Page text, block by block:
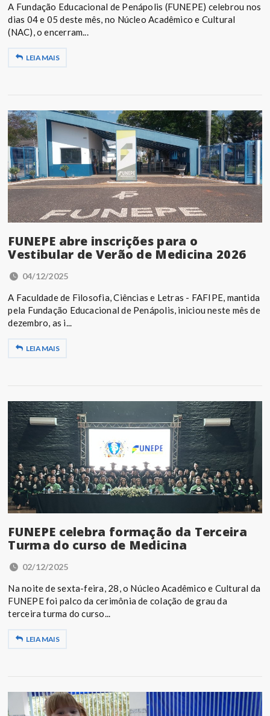
A Fundação Educacional de Penápolis (FUNEPE) celebrou nos
dias 04 e 05 deste mês, no Núcleo Acadêmico e Cultural
(NAC), o encerram...
LEIA MAIS
FUNEPE abre inscrições para o
Vestibular de Verão de Medicina 2026
04/12/2025
A Faculdade de Filosofia, Ciências e Letras - FAFIPE, mantida
pela Fundação Educacional de Penápolis, iniciou neste mês de
dezembro, as i...
LEIA MAIS
FUNEPE celebra formação da Terceira
Turma do curso de Medicina
02/12/2025
Na noite de sexta-feira, 28, o Núcleo Acadêmico e Cultural da
FUNEPE foi palco da cerimônia de colação de grau da
terceira turma do curso...
LEIA MAIS